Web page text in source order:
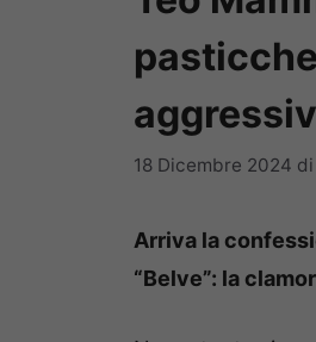
18 Dicembre 2024 di
Arriva la
“Belve”: la